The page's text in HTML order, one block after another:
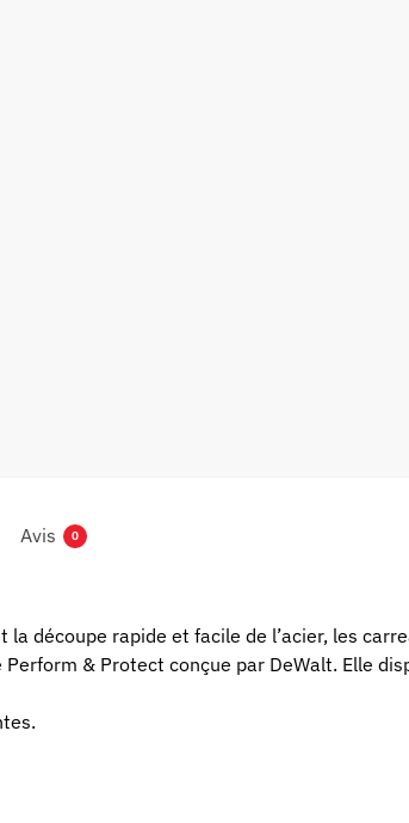
Avis 0
découpe rapide et facile de l’acier, les
& Protect conçue par DeWalt. Elle